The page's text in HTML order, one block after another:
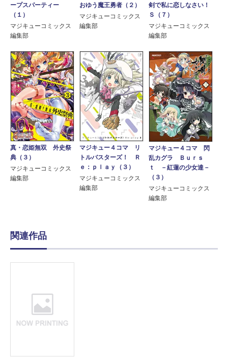
ープスパーティー
（１）
マジキューコミックス
編集部
おゆう魔王勇者（２）
マジキューコミックス
編集部
剣で私に恋しなさい！
Ｓ（７）
マジキューコミックス
編集部
真・恋姫無双 外史祭
典（３）
マジキューコミックス
編集部
マジキュー４コマ リ
トルバスターズ！ Ｒ
ｅ：ｐｌａｙ（３）
マジキューコミックス
編集部
マジキュー４コマ 閃
乱カグラ Ｂｕｒｓ
ｔ －紅蓮の少女達－
（３）
マジキューコミックス
編集部
関連作品